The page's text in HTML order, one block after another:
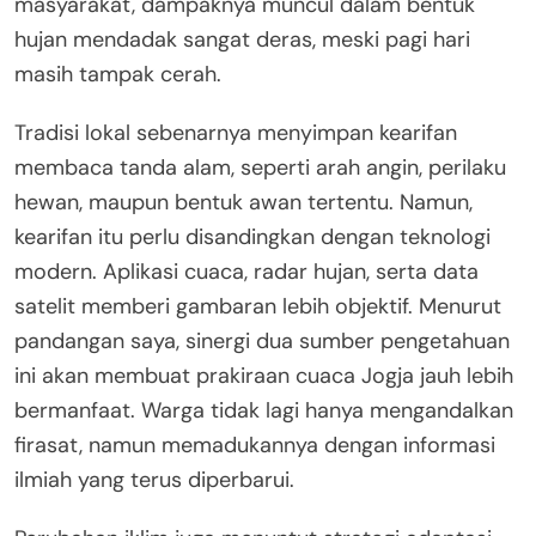
hujan mendadak sangat deras, meski pagi hari
masih tampak cerah.
Tradisi lokal sebenarnya menyimpan kearifan
membaca tanda alam, seperti arah angin, perilaku
hewan, maupun bentuk awan tertentu. Namun,
kearifan itu perlu disandingkan dengan teknologi
modern. Aplikasi cuaca, radar hujan, serta data
satelit memberi gambaran lebih objektif. Menurut
pandangan saya, sinergi dua sumber pengetahuan
ini akan membuat prakiraan cuaca Jogja jauh lebih
bermanfaat. Warga tidak lagi hanya mengandalkan
firasat, namun memadukannya dengan informasi
ilmiah yang terus diperbarui.